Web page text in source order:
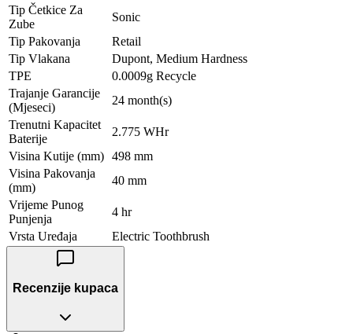
Tip Četkice Za
Zube
Sonic
Tip Pakovanja
Retail
Tip Vlakana
Dupont, Medium Hardness
TPE
0.0009g Recycle
Trajanje Garancije
(Mjeseci)
24 month(s)
Trenutni Kapacitet
Baterije
2.775 WHr
Visina Kutije (mm) 498 mm
Visina Pakovanja
(mm)
40 mm
Vrijeme Punog
Punjenja
4 hr
Vrsta Uređaja
Electric Toothbrush
Recenzije kupaca